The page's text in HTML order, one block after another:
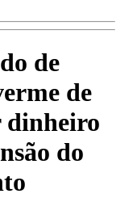
de
de
dinheiro
do